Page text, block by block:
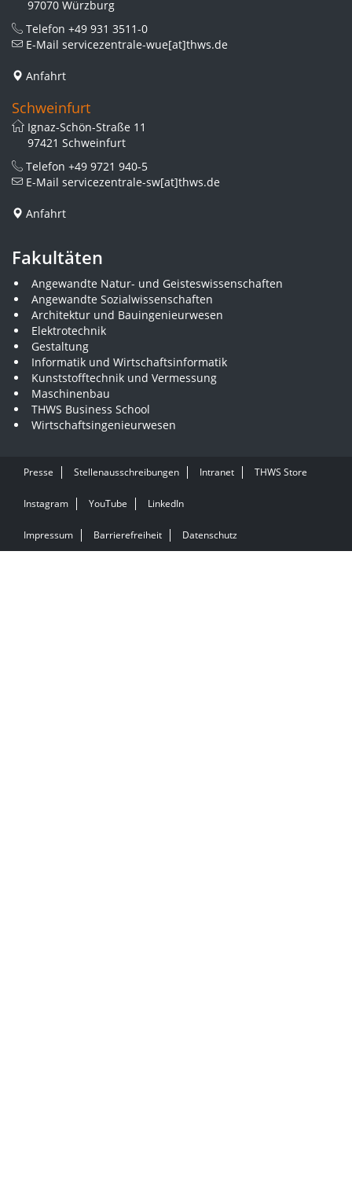
97070 Würzburg
Telefon +49 931 3511-0
E-Mail servicezentrale-wue[at]thws.de
Anfahrt
Schweinfurt
Ignaz-Schön-Straße 11
97421 Schweinfurt
Telefon +49 9721 940-5
E-Mail servicezentrale-sw[at]thws.de
Anfahrt
Fakultäten
Angewandte Natur- und Geisteswissenschaften
Angewandte Sozialwissenschaften
Architektur und Bauingenieurwesen
Elektrotechnik
Gestaltung
Informatik und Wirtschaftsinformatik
Kunststofftechnik und Vermessung
Maschinenbau
THWS Business School
Wirtschaftsingenieurwesen
Presse Stellenausschreibungen Intranet THWS Store
Instagram YouTube LinkedIn
Impressum Barrierefreiheit Datenschutz